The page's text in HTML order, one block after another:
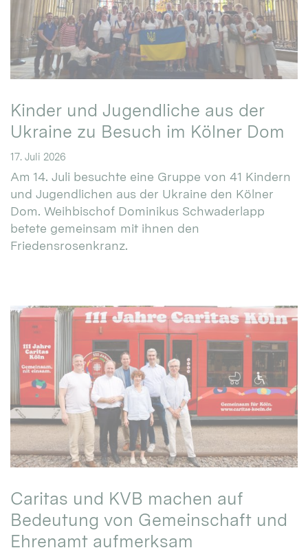
Kinder und Jugendliche aus der
Ukraine zu Besuch im Kölner Dom
17. Juli 2026
Am 14. Juli besuchte eine Gruppe von 41 Kindern
und Jugendlichen aus der Ukraine den Kölner
Dom. Weihbischof Dominikus Schwaderlapp
betete gemeinsam mit ihnen den
Friedensrosenkranz.
Caritas und KVB machen auf
Bedeutung von Gemeinschaft und
Ehrenamt aufmerksam